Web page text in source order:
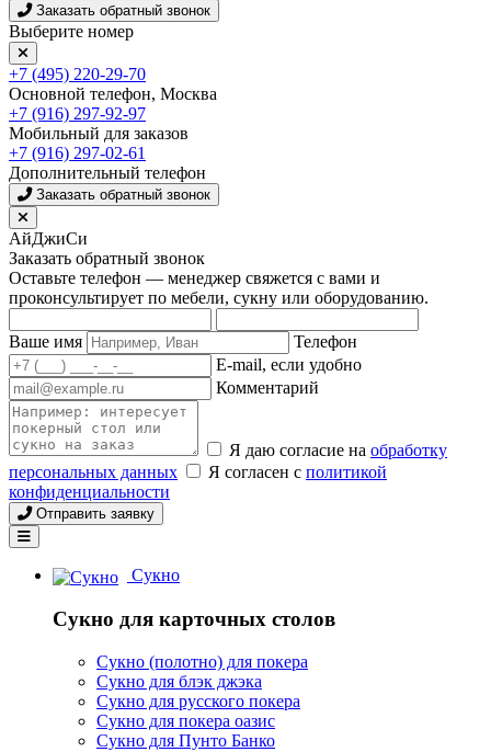
Заказать обратный звонок
Выберите номер
+7 (495) 220-29-70
Основной телефон, Москва
+7 (916) 297-92-97
Мобильный для заказов
+7 (916) 297-02-61
Дополнительный телефон
Заказать обратный звонок
АйДжиСи
Заказать обратный звонок
Оставьте телефон — менеджер свяжется с вами и
проконсультирует по мебели, сукну или оборудованию.
Ваше имя
Телефон
E-mail, если удобно
Комментарий
Я даю согласие на обработку
персональных данных
Я согласен с политикой
конфиденциальности
Отправить заявку
Сукно
Сукно для карточных столов
Сукно (полотно) для покера
Сукно для блэк джэка
Сукно для русского покера
Сукно для покера оазис
Сукно для Пунто Банко